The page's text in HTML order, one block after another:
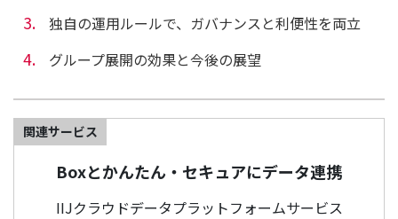
独自の運用ルールで、ガバナンスと利便性を両立
グループ展開の効果と今後の展望
関連サービス
Boxとかんたん・セキュアにデータ連携
IIJクラウドデータプラットフォームサービス